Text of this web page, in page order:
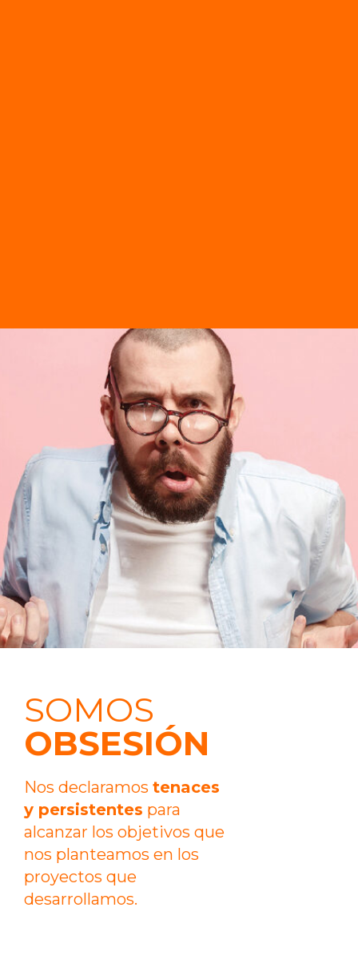
SOMOS
OBSESIÓN
Nos declaramos tenaces
y persistentes para
alcanzar los objetivos que
nos planteamos en los
proyectos que
desarrollamos.